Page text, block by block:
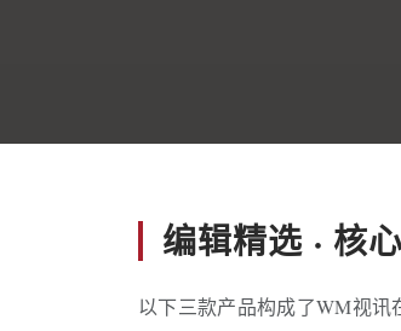
编辑精选 · 核
以下三款产品构成了WM视讯